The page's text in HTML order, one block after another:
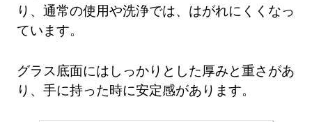
り、通常の使用や洗浄では、はがれにくくなっ
ています。
グラス底面にはしっかりとした厚みと重さがあ
り、手に持った時に安定感があります。